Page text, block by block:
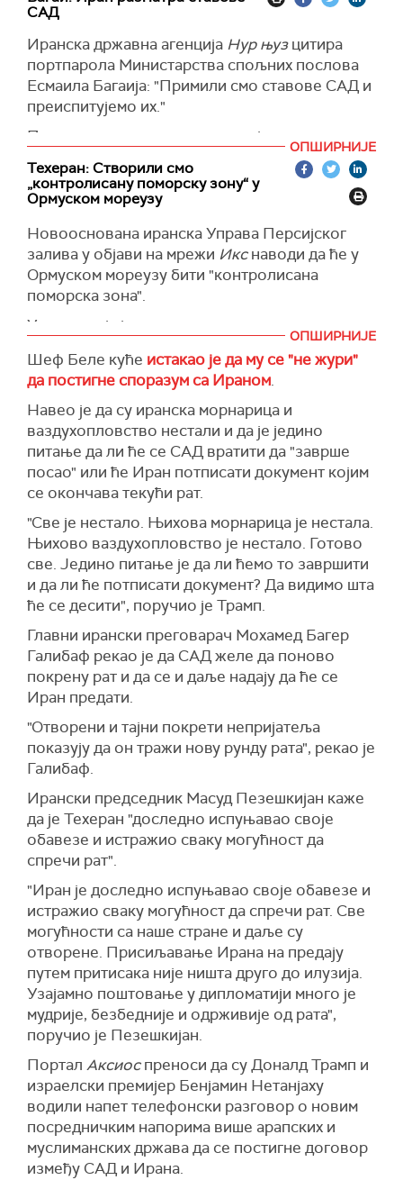
одрживије од рата.
"спремни и наоружани", алудирајући на
потпредседника Џеја Ди Венса, који је на
конференцији за новинаре у Белој кући
поручио да САД "неће склопити споразум који
би Ирану омогућио да дође до нуклеарног
оружја".
"Као што ми је председник Трамп управо
рекао, спремни смо за акцију. Не желимо да
идемо тим путем, али председник је спреман и
је Џеј Ди Венс.
САД
Иранска државна агенција Нур њузцитира
портпарола Министарства спољних послова
Есмаила Багаија: "Примили смо ставове САД и
преиспитујемо их."
Пакистан наставља да посредује у размени
порука између Техерана и Вашингтона,
додајући да је одржано неколико рунди
комуникације на основу оригиналног иранског
ОПШИРНИЈЕ
Техеран: Створили смо
„контролисану поморску зону“ у
Ормуском мореузу
Новооснована иранска Управа Персијског
залива у објави на мрежи Икснаводи да ће у
Ормуском мореузу бити "контролисана
поморска зона".
Управа, која је задужена за управљање
мореузом, одредила је зону као "линију која
повезује Кух е Мобарак у Ирану и јужну
Фуџејру у УАЕ на источној страни мореуза, са
линијом која повезује крај острва Кешм у
Ирану и Ум ел Кувајн у УАЕ на западној страни
мореуза".
Наводи се да ће транзит кроз подручје ради
проласка кроз мореуз захтевати координацију
и одобрење од власти.
ОПШИРНИЈЕ
Шеф Беле куће истакао је да му се "не жури"
да постигне споразум са Ираном.
Навео је да су иранска морнарица и
ваздухопловство нестали и да је једино
питање да ли ће се САД вратити да "заврше
посао" или ће Иран потписати документ којим
се окончава текући рат.
"Све је нестало. Њихова морнарица је нестала.
Њихово ваздухопловство је нестало. Готово
све. Једино питање је да ли ћемо то завршити
и да ли ће потписати документ? Да видимо шта
ће се десити", поручио је Трамп.
Главни ирански преговарач Мохамед Багер
Галибаф рекао је да САД желе да поново
покрену рат и да се и даље надају да ће се
Иран предати.
"Отворени и тајни покрети непријатеља
показују да он тражи нову рунду рата", рекао је
Галибаф.
Ирански председник Масуд Пезешкијан каже
да је Техеран "доследно испуњавао своје
обавезе и истражио сваку могућност да
спречи рат".
"Иран је доследно испуњавао своје обавезе и
истражио сваку могућност да спречи рат. Све
могућности са наше стране и даље су
отворене. Присиљавање Ирана на предају
путем притисака није ништа друго до илузија.
Узајамно поштовање у дипломатији много је
мудрије, безбедније и одрживије од рата",
поручио је Пезешкијан.
Портал Аксиоспреноси да су Доналд Трамп и
израелски премијер Бенјамин Нетанјаху
водили напет телефонски разговор о новим
посредничким напорима више арапских и
муслиманских држава да се постигне договор
између САД и Ирана.